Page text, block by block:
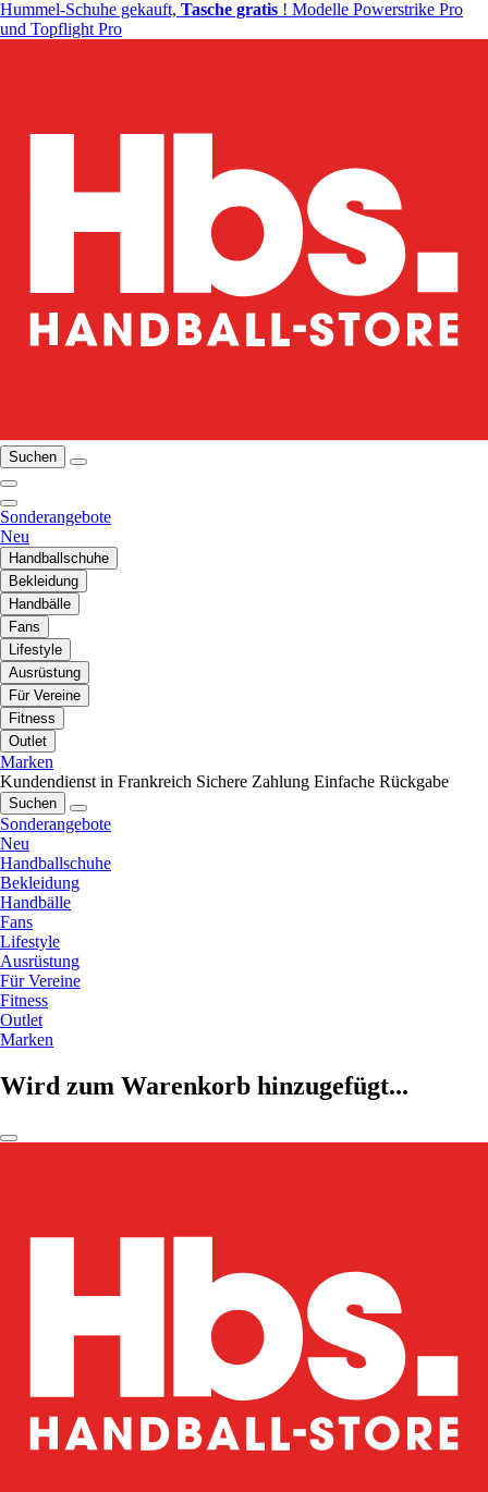
Hummel-Schuhe gekauft, Tasche gratis ! Modelle Powerstrike Pro
und Topflight Pro
Suchen
Sonderangebote
Neu
Handballschuhe
Bekleidung
Handbälle
Fans
Lifestyle
Ausrüstung
Für Vereine
Fitness
Outlet
Marken
Kundendienst in Frankreich Sichere Zahlung Einfache Rückgabe
Suchen
Sonderangebote
Neu
Handballschuhe
Bekleidung
Handbälle
Fans
Lifestyle
Ausrüstung
Für Vereine
Fitness
Outlet
Marken
Wird zum Warenkorb hinzugefügt...